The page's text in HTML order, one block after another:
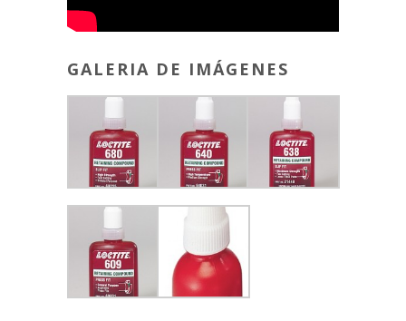
GALERIA DE IMÁGENES